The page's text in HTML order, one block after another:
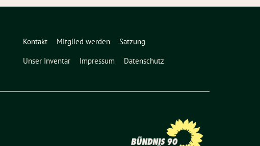
Kontakt Mitglied werden
Satzung
Unser Inventar
Impressum Datenschutz